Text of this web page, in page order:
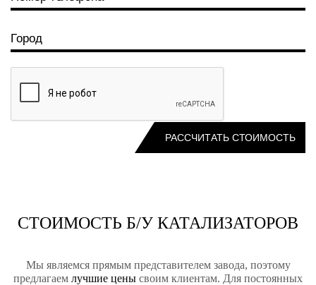
СТОИМОСТЬ Б/У КАТАЛИЗАТОРОВ
Мы являемся прямым представителем завода, поэтому
предлагаем лучшие цены своим клиентам. Для постоянных